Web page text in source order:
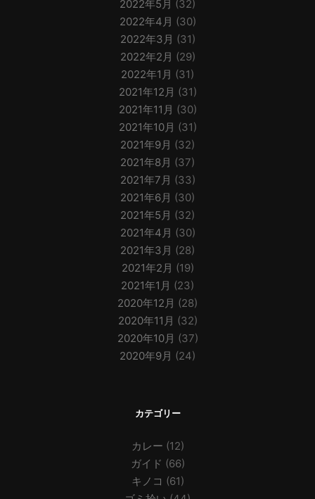
2022年5月 (32)
2022年4月 (30)
2022年3月 (31)
2022年2月 (29)
2022年1月 (31)
2021年12月 (31)
2021年11月 (30)
2021年10月 (31)
2021年9月 (32)
2021年8月 (37)
2021年7月 (33)
2021年6月 (30)
2021年5月 (32)
2021年4月 (30)
2021年3月 (28)
2021年2月 (19)
2021年1月 (23)
2020年12月 (28)
2020年11月 (32)
2020年10月 (37)
2020年9月 (24)
カテゴリー
カレー (12)
ガイド (66)
キノコ (61)